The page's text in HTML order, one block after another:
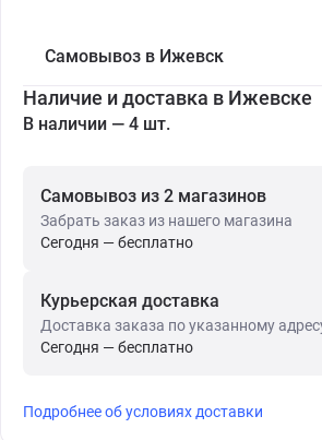
Самовывоз в Ижевск
Наличие и доставка в Ижевске
В наличии — 4 шт.
Самовывоз из 2 магазинов
Забрать заказ из нашего магазина
Сегодня — бесплатно
Курьерская доставка
Доставка заказа по указанному
Сегодня — бесплатно
Подробнее об условиях доставки